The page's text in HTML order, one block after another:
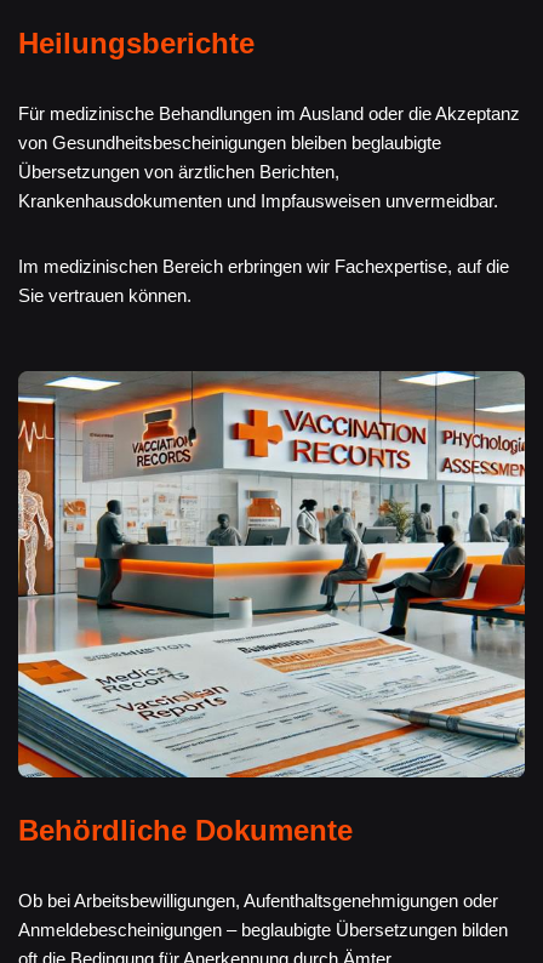
Heilungsberichte
Für medizinische Behandlungen im Ausland oder die Akzeptanz
von Gesundheitsbescheinigungen bleiben beglaubigte
Übersetzungen von ärztlichen Berichten,
Krankenhausdokumenten und Impfausweisen unvermeidbar.
Im medizinischen Bereich erbringen wir Fachexpertise, auf die
Sie vertrauen können.
Behördliche Dokumente
Ob bei Arbeitsbewilligungen, Aufenthaltsgenehmigungen oder
Anmeldebescheinigungen – beglaubigte Übersetzungen bilden